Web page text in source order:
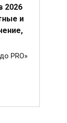
2026
и
PRO»